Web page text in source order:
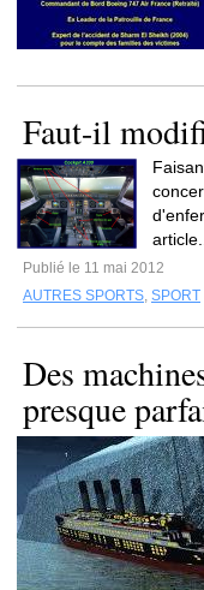
Faut-il
Publié le 11 mai 2012
AUTRES SPORTS, SPORT
Des
presque